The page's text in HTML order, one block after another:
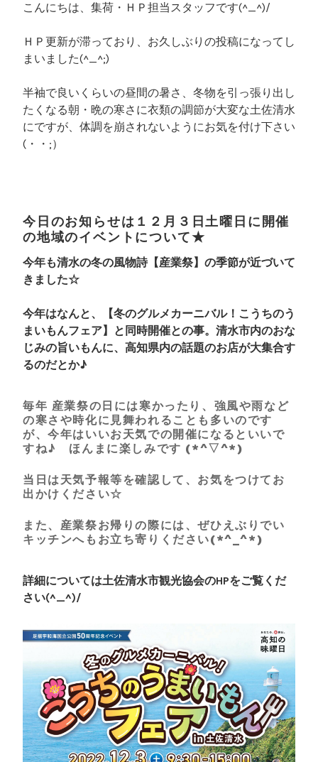
こんにちは、集荷・ＨＰ担当スタッフです(^_^)/
ＨＰ更新が滞っており、お久しぶりの投稿になってし
まいました(^_^;)
半袖で良いくらいの昼間の暑さ、冬物を引っ張り出し
たくなる朝・晩の寒さに衣類の調節が大変な土佐清水
にですが、体調を崩されないようにお気を付け下さい
(・・;）
今日のお知らせは１２月３日土曜日に開催
の地域のイベントについて★
今年も清水の冬の風物詩【産業祭】の季節が近づいて
きました☆
今年はなんと、【冬のグルメカーニバル！こうちのう
まいもんフェア】と同時開催との事。清水市内のおな
じみの旨いもんに、高知県内の話題のお店が大集合す
るのだとか♪
毎年 産業祭の日には寒かったり、強風や雨など
の寒さや時化に見舞われることも多いのです
が、今年はいいお天気での開催になるといいで
すね♪ ほんまに楽しみです (*^▽^*)
当日は天気予報等を確認して、お気をつけてお
出かけください☆
また、産業祭お帰りの際には、ぜひえぶりでい
キッチンへもお立ち寄りください(*^_^*)
詳細については土佐清水市観光協会のHPをご覧くだ
さい(^_^)/